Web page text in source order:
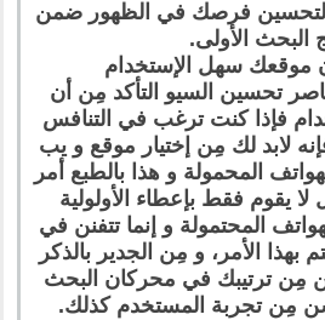
لتحسين فرصك في الظهور ضمن
البحث الأولى.
تحسين السيو التأكد مِن أن
فإذا كنت ترغب في التنافس
لابد لك مِن إختيار موقع و يب
المحمولة و هذا بالطبع أمر
يقوم فقط بإعطاء الأولولية
المحتمولة و إنما تتفنن في
بهذا الأمر، و مِن الجدير بالذكر
مِن ترتيبك في محركان البحث
مِن تجربة المستخدم كذلك.